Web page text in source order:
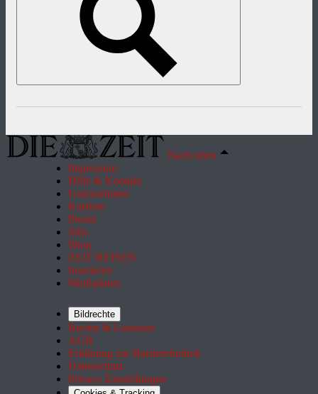
Nach oben
Impressum
Hilfe & Kontakt
Unternehmen
Karriere
Presse
Jobs
Shop
ZEIT REISEN
Inserieren
Mediadaten
Bildrechte
Rechte & Lizenzen
AGB
Erklärung zur Barrierefreiheit
Datenschutz
Privacy Einstellungen